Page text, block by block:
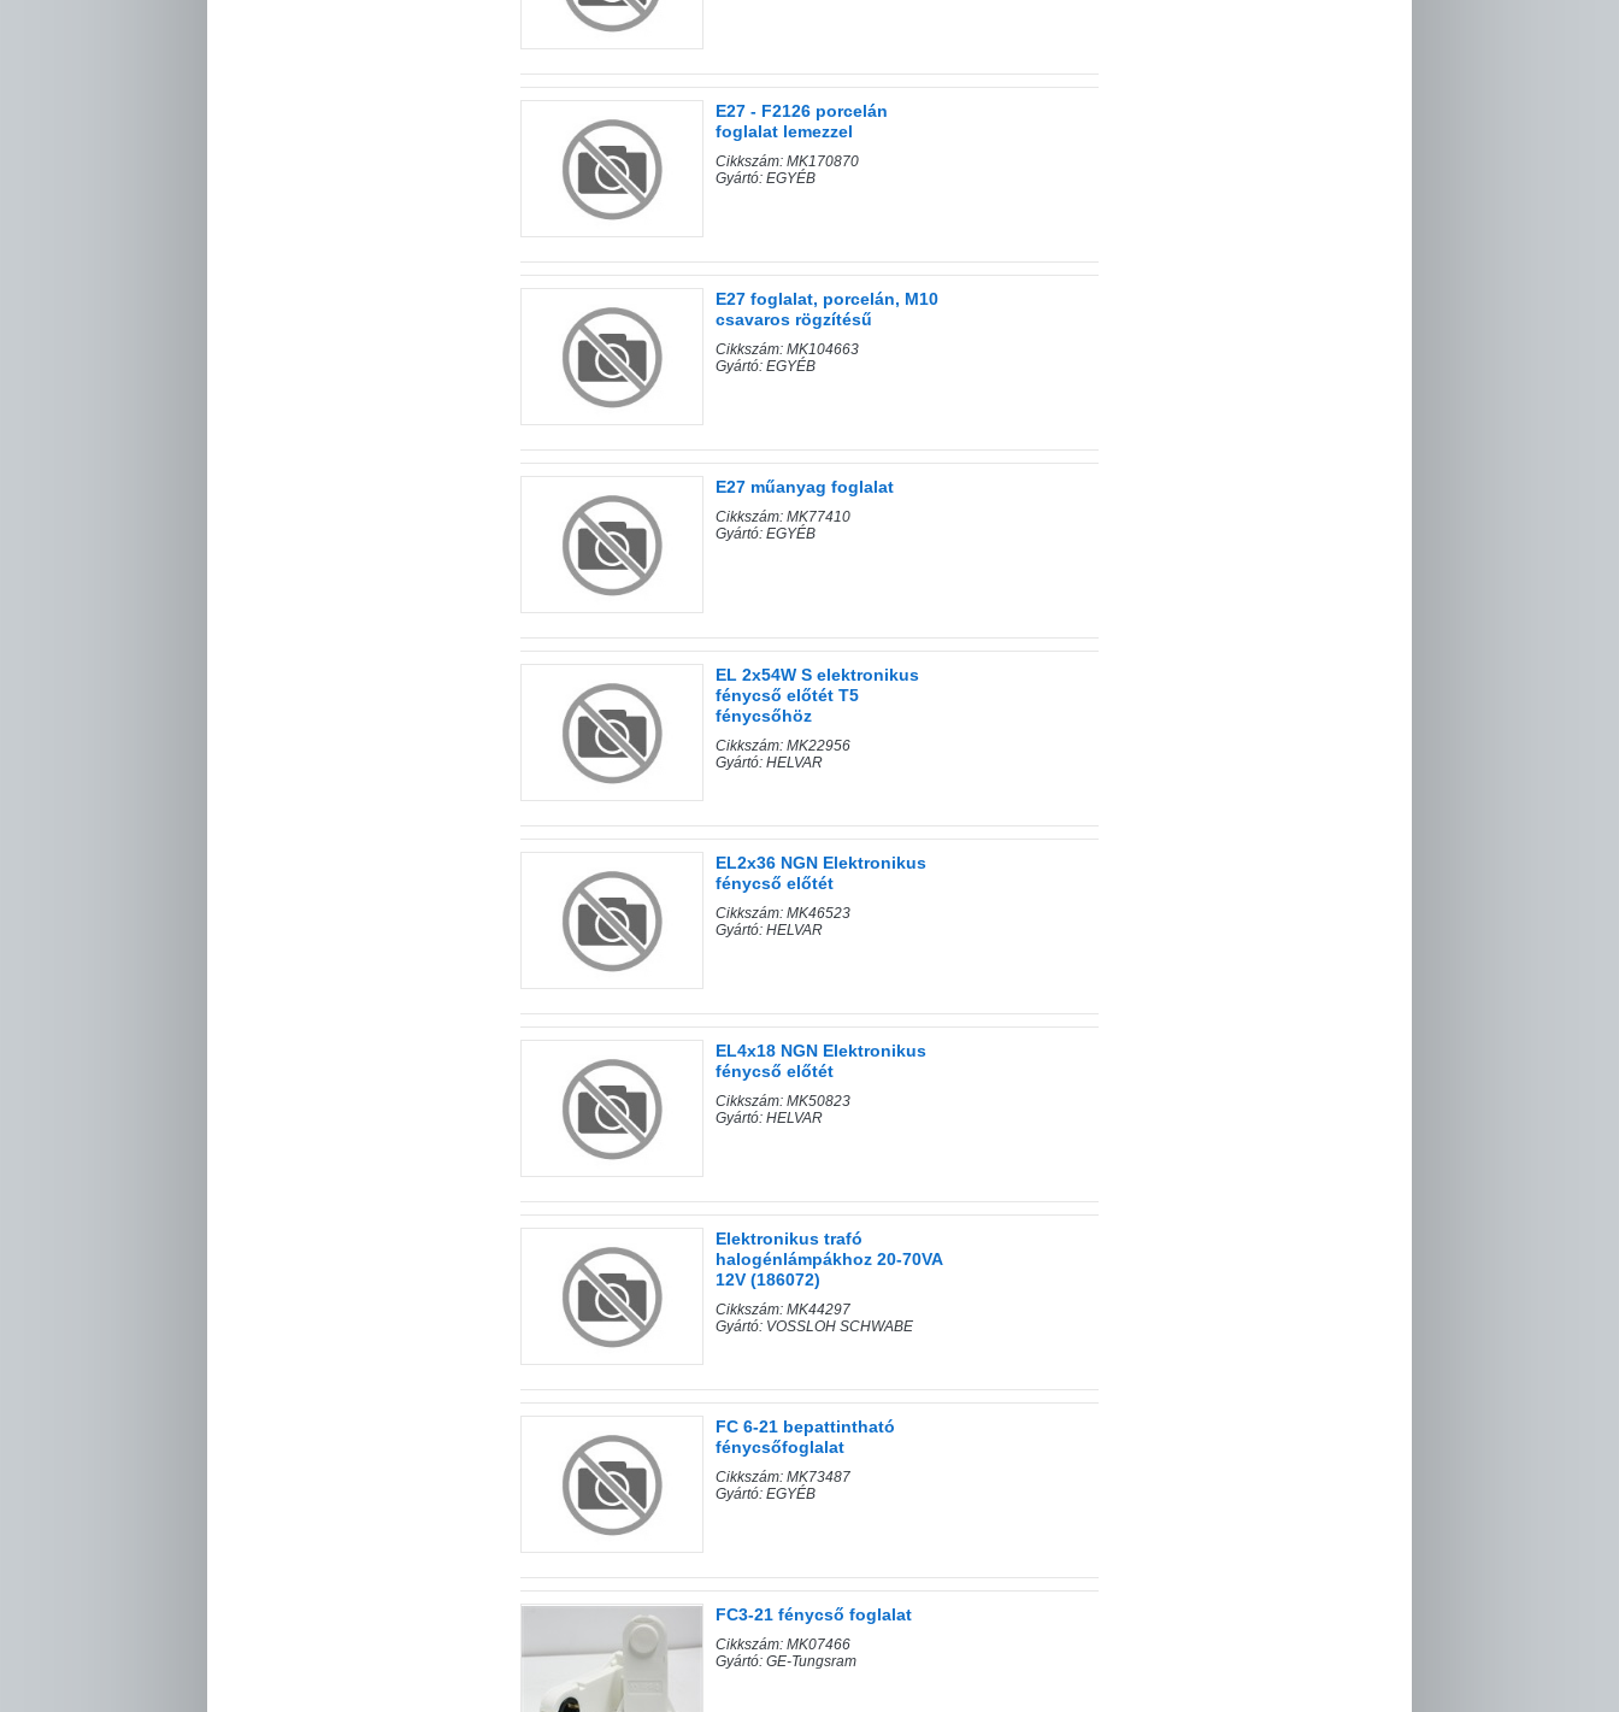
E27 - F2126 porcelán
foglalat lemezzel
Cikkszám: MK170870
Gyártó: EGYÉB
E27 foglalat, porcelán, M10
csavaros rögzítésű
Cikkszám: MK104663
Gyártó: EGYÉB
E27 műanyag foglalat
Cikkszám: MK77410
Gyártó: EGYÉB
EL 2x54W S elektronikus
fénycső előtét T5
fénycsőhöz
Cikkszám: MK22956
Gyártó: HELVAR
EL2x36 NGN Elektronikus
fénycső előtét
Cikkszám: MK46523
Gyártó: HELVAR
EL4x18 NGN Elektronikus
fénycső előtét
Cikkszám: MK50823
Gyártó: HELVAR
Elektronikus trafó
halogénlámpákhoz 20-70VA
12V (186072)
Cikkszám: MK44297
Gyártó: VOSSLOH SCHWABE
FC 6-21 bepattintható
fénycsőfoglalat
Cikkszám: MK73487
Gyártó: EGYÉB
FC3-21 fénycső foglalat
Cikkszám: MK07466
Gyártó: GE-Tungsram